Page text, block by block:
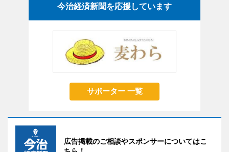
今治経済新聞を応援しています
サポーター 一覧
広告掲載のご相談やスポンサーについてはこ